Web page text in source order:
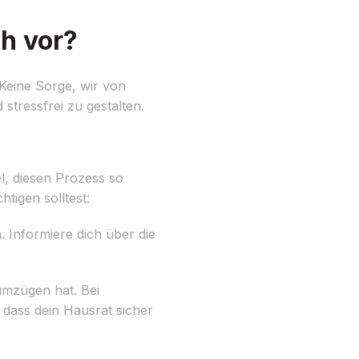
vor?
Sorge, wir von
zu gestalten.
diesen Prozess so
solltest:
Informiere dich über die
hat. Bei
dein Hausrat sicher